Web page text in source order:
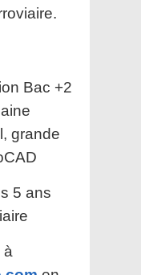
Bac +2
grande
5 ans
à